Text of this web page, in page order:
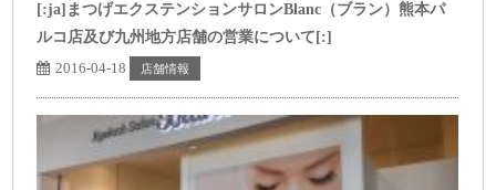
[:ja]まつげエクステンションサロンBlanc（ブラン）熊本パ
ルコ店及び九州地方店舗の営業について[:]
2016-04-18
店舗情報